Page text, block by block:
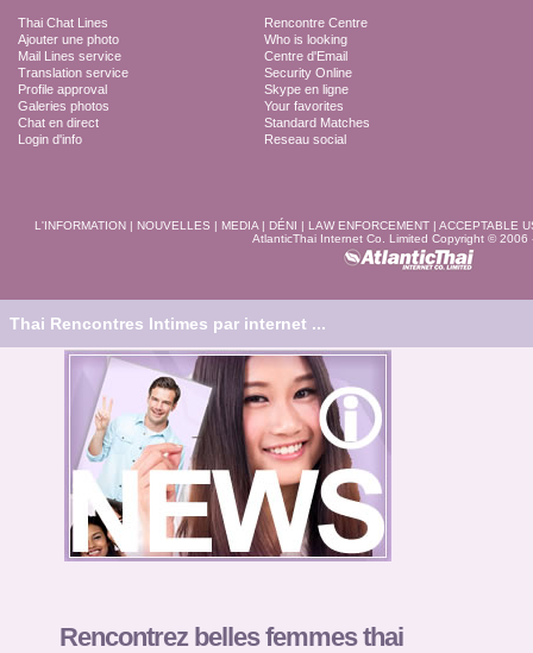
Thai Chat Lines
Ajouter une photo
Mail Lines service
Translation service
Profile approval
Galeries photos
Chat en direct
Login d'info
Rencontre Centre
Who is looking
Centre d'Email
Security Online
Skype en ligne
Your favorites
Standard Matches
Reseau social
L'INFORMATION | NOUVELLES | MEDIA | DÉNI | LAW ENFORCEMENT | ACCEPTABLE
AtlanticThai Internet Co. Limited Copyright © 2006
Thai Rencontres Intimes par internet ...
Rencontrez belles femmes thai